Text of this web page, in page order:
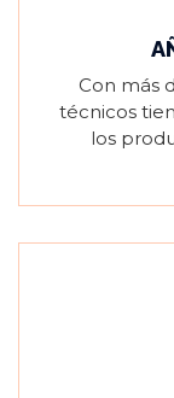
Con más
técnicos
los